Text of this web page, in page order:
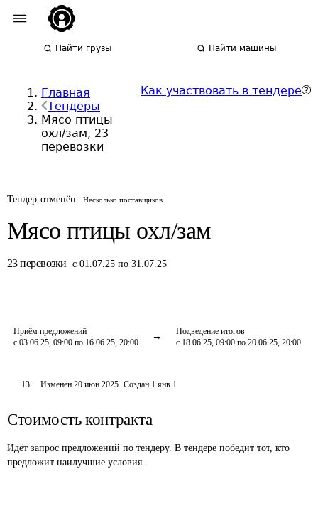
Найти грузы Найти машины
Главная
Тендеры
Мясо птицы
охл/зам, 23
перевозки
Как участвовать в тендере
Тендер отменён Несколько поставщиков
Мясо птицы охл/зам
23 перевозки с 01.07.25 по 31.07.25
Приём предложений
с 03.06.25, 09:00 по 16.06.25, 20:00
Подведение итогов
с 18.06.25, 09:00 по 20.06.25, 20:00
13 Изменён20 июн 2025. Создан 1 янв 1
Стоимость контракта
Идёт запрос предложений по тендеру. В тендере победит тот, кто
предложит наилучшие условия.